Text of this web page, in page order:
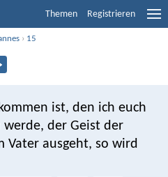
Themen Registrieren
› 15
ist, den ich euch
der Geist der
Vater ausgeht, so wird